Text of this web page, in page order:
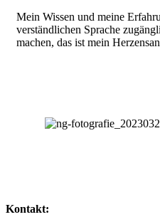
Mein Wissen und meine
verständlichen Sprache
machen, das ist mein
Kontakt: